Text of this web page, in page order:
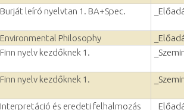
Burját leíró nyelvtan 1. BA+Spec.
Environmental Philosophy
Finn nyelv kezdőknek 1.
Finn nyelv kezdőknek 1.
Interpretáció és eredeti felhalmozás